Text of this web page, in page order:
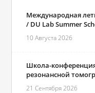
Международная
/ DU Lab Summer
10 Августа 2026
Школа-
резонансной
21 Сентября 2026